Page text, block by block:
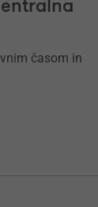
časom in